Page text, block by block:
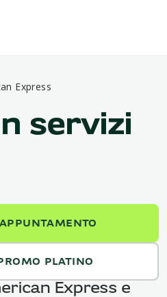
Express
servizi
PLATINO
Express e